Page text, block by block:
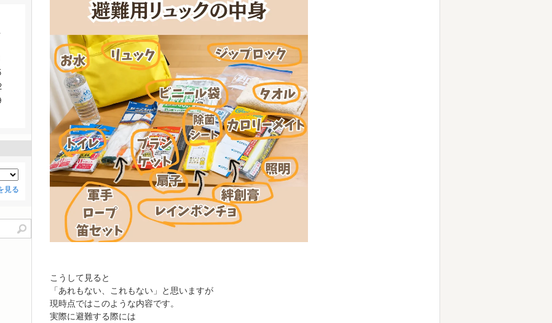
こうして見ると
「あれもない、これもない」と思いますが
現時点ではこのような内容です。
実際に避難する際には
見る